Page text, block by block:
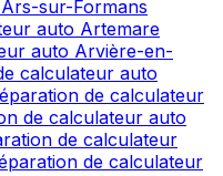
Ars-sur-Formans
auto Artemare
auto Arvière-en-
calculateur auto
de calculateur
de calculateur auto
de calculateur
de calculateur